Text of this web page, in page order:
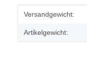
Produkteigenschaft
Wert
Versandgewicht:
Artikelgewicht: